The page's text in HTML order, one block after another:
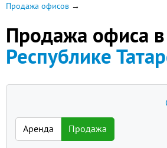
Продажа офисов
Продажа офиса в
Республике
Аренда Продажа